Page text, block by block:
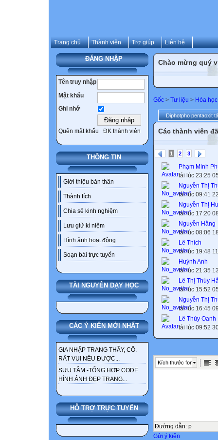
Trang chủ Thành viên Trợ giúp Liên hệ
ĐĂNG NHẬP
Tên truy nhập
Mật khẩu
Ghi nhớ
Quên mật khẩu ĐK thành viên
THÔNG TIN
Giới thiệu bản thân
Thành tích
Chia sẻ kinh nghiệm
Lưu giữ kỉ niệm
Hình ảnh hoạt động
Soạn bài trực tuyến
TÀI NGUYÊN DẠY HỌC
CÁC Ý KIẾN MỚI NHẤT
GIA NHẬP TRANG THẦY, CÔ.
RẤT VUI NẾU ĐƯỢC...
SƯU TẦM -TỔNG HỢP CODE
HÌNH ẢNH ĐẸP TRANG...
HỖ TRỢ TRỰC TUYẾN
Chào mừng quý
Gốc > Tư liệu > Hóa học
Diphotpho pentaoxit
Các thành viên
1 2 3
Phạm Minh
tải lúc 23:25
Nguyễn Thị
tải lúc 09:41
Nguyễn Thị
tải lúc 17:20
Nguyễn Hằng
tải lúc 08:06
Lê Thích
tải lúc 19:48
Huỳnh Anh
tải lúc 21:35
Lê Thị Thúy
tải lúc 15:52
Nguyễn Thị
tải lúc 16:45
Lê Thùy Oanh
tải lúc 09:52
Kích thước font
Đường dẫn: p
Gửi ý kiến